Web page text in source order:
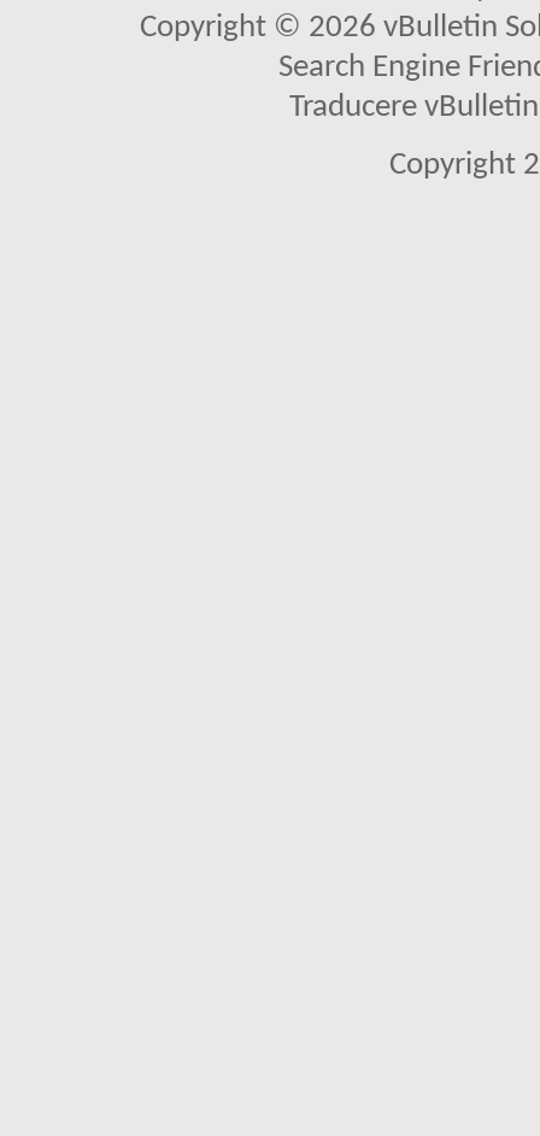
Copyright © 2026 vBulletin
Search Engine
Traducere
Copyright